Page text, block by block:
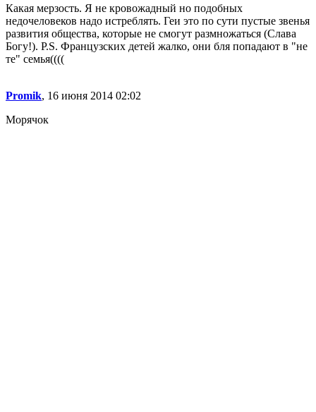
Какая мерзость. Я не кровожадный но подобных
недочеловеков надо истреблять. Геи это по сути пустые звенья
развития общества, которые не смогут размножаться (Слава
Богу!). P.S. Французских детей жалко, они бля попадают в "не
те" семья((((
Promik, 16 июня 2014 02:02
Морячок